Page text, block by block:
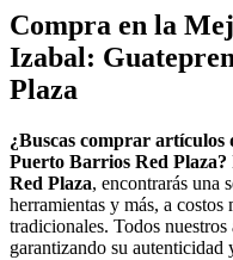
Compra en la
Izabal:
Plaza
¿Buscas comprar artículos
Puerto Barrios Red Plaza?
Red Plaza, encontrarás una
herramientas y más, a costos
tradicionales. Todos
garantizando su autenticidad